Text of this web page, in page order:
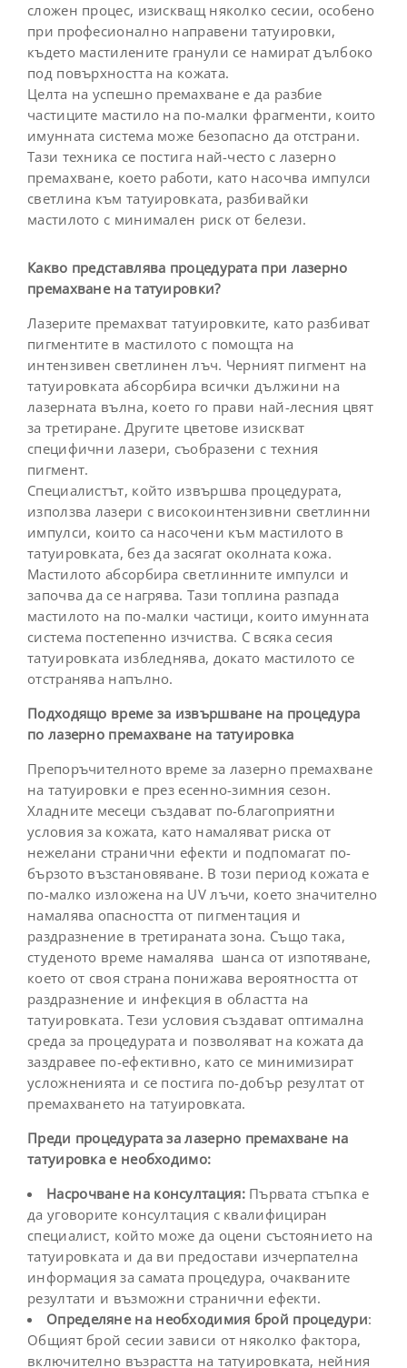
сложен процес, изискващ няколко сесии, особено
при професионално направени татуировки,
където мастилените гранули се намират дълбоко
под повърхността на кожата.
Целта на успешно премахване е да разбие
частиците мастило на по-малки фрагменти, които
имунната система може безопасно да отстрани.
Тази техника се постига най-често с лазерно
премахване, което работи, като насочва импулси
светлина към татуировката, разбивайки
мастилото с минимален риск от белези.
Какво представлява процедурата при лазерно
премахване на татуировки?
Лазерите премахват татуировките, като разбиват
пигментите в мастилото с помощта на
интензивен светлинен лъч. Черният пигмент на
татуировката абсорбира всички дължини на
лазерната вълна, което го прави най-лесния цвят
за третиране. Другите цветове изискват
специфични лазери, съобразени с техния
пигмент.
Специалистът, който извършва процедурата,
използва лазери с високоинтензивни светлинни
импулси, които са насочени към мастилото в
татуировката, без да засягат околната кожа.
Мастилото абсорбира светлинните импулси и
започва да се нагрява. Тази топлина разпада
мастилото на по-малки частици, които имунната
система постепенно изчиства. С всяка сесия
татуировката избледнява, докато мастилото се
отстранява напълно.
Подходящо време за извършване на процедура
по лазерно премахване на татуировка
Препоръчителното време за лазерно премахване
на татуировки е през есенно-зимния сезон.
Хладните месеци създават по-благоприятни
условия за кожата, като намаляват риска от
нежелани странични ефекти и подпомагат по-
бързото възстановяване. В този период кожата е
по-малко изложена на UV лъчи, което значително
намалява опасността от пигментация и
раздразнение в третираната зона. Също така,
студеното време намалява шанса от изпотяване,
което от своя страна понижава вероятността от
раздразнение и инфекция в областта на
татуировката. Тези условия създават оптимална
среда за процедурата и позволяват на кожата да
заздравее по-ефективно, като се минимизират
усложненията и се постига по-добър резултат от
премахването на татуировката.
Преди процедурата за лазерно премахване на
татуировка е необходимо:
Насрочване на консултация:Първата стъпка е
да уговорите консултация с квалифициран
специалист, който може да оцени състоянието на
татуировката и да ви предостави изчерпателна
информация за самата процедура, очакваните
резултати и възможни странични ефекти.
Определяне на необходимия брой процедури:
Общият брой сесии зависи от няколко фактора,
включително възрастта на татуировката, нейния